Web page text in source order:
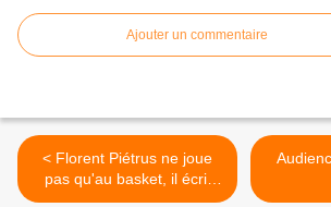
Ajouter un commentaire
< Florent Piétrus ne joue
pas qu'au basket, il écrit
aussi (avec un journaliste)